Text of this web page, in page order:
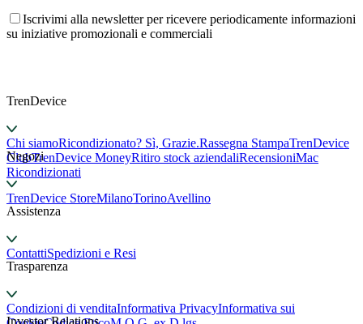
Iscrivimi alla newsletter per ricevere periodicamente informazioni
su iniziative promozionali e commerciali
TrenDevice
Chi siamoRicondizionato? Sì, Grazie.Rassegna StampaTrenDevice
ClubTrenDevice MoneyRitiro stock aziendaliRecensioniMac
Ricondizionati
Negozi
TrenDevice StoreMilanoTorinoAvellino
Assistenza
ContattiSpedizioni e Resi
Trasparenza
Condizioni di venditaInformativa PrivacyInformativa sui